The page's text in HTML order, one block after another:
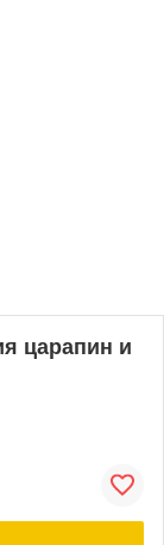
царапин и